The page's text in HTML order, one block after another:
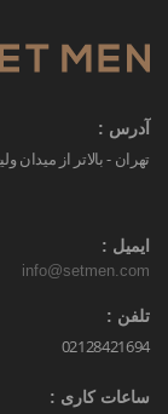
آدرس :
تهران - بالاتر از
ایمیل :
info@setmen.com
تلفن :
02128421694
ساعات کاری :